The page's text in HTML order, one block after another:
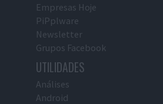
Empresas Hoje
PiPplware
Newsletter
Grupos Facebook
UTILIDADES
Análises
Android